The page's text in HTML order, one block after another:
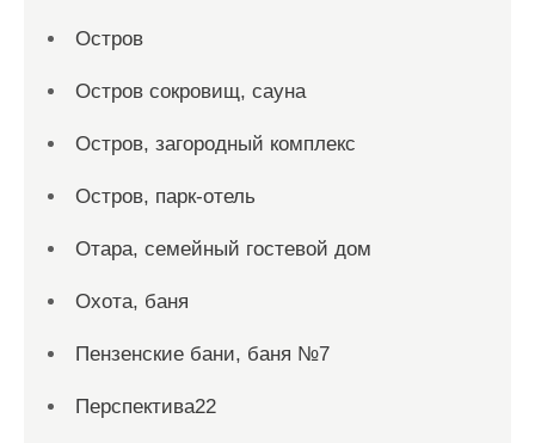
Остров
Остров сокровищ, сауна
Остров, загородный комплекс
Остров, парк-отель
Отара, семейный гостевой дом
Охота, баня
Пензенские бани, баня №7
Перспектива22